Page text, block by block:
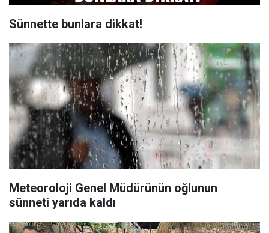
Sünnette bunlara dikkat!
Meteoroloji Genel Müdürünün oğlunun
sünneti yarıda kaldı